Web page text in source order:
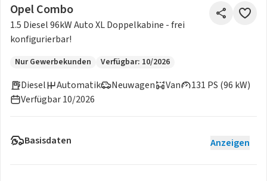
Opel Combo
1.5 Diesel 96kW Auto XL Doppelkabine - frei
konfigurierbar!
Nur Gewerbekunden Verfügbar: 10/2026
Diesel Neuwagen 131 PS (96 kW)
Automatik
Van
Verfügbar 10/2026
Basisdaten Anzeigen